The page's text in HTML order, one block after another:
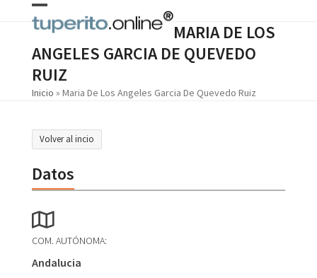
Open
mobile
menu
Close
mobile
menu
MARIA DE LOS
ANGELES GARCIA DE QUEVEDO
RUIZ
Inicio » Maria De Los Angeles Garcia De Quevedo Ruiz
Volver al incio
Datos
COM. AUTÓNOMA:
Andalucia